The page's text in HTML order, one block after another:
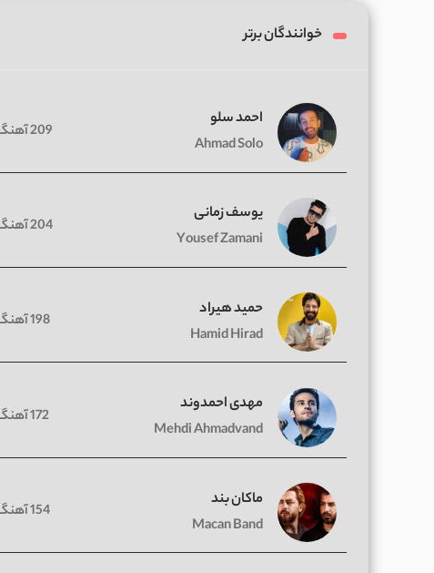
خوانندگان برتر
احمد سلو
Ahmad Solo
209 آهنگ
یوسف زمانی
Yousef Zamani
204 آهنگ
حمید هیراد
Hamid Hirad
198 آهنگ
مهدی احمدوند
Mehdi Ahmadvand
172 آهنگ
ماکان بند
Macan Band
154 آهنگ